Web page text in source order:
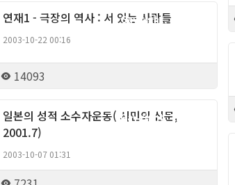
Gay right, Theory
연재1 - 극장의 역사 : 서 있는 사람들
2003-10-22 00:16
14093
Gay right, Theory
일본의 성적 소수자운동( 시민의 신문,
2001.7)
2003-10-07 01:31